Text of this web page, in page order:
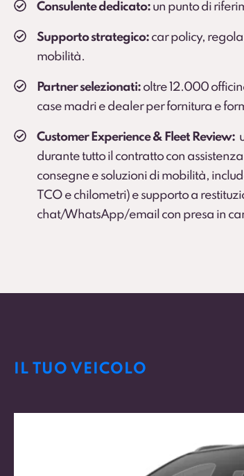
Consulente dedicato: un punto di
Supporto strategico: car policy,
mobilità.
Partner selezionati: oltre 12.000
case madri e dealer per fornitura e
Customer Experience & Fleet Review:
durante tutto il contratto con
consegne e soluzioni di mobilità,
TCO e chilometri) e supporto a
chat/WhatsApp/email con presa in
IL TUO VEICOLO